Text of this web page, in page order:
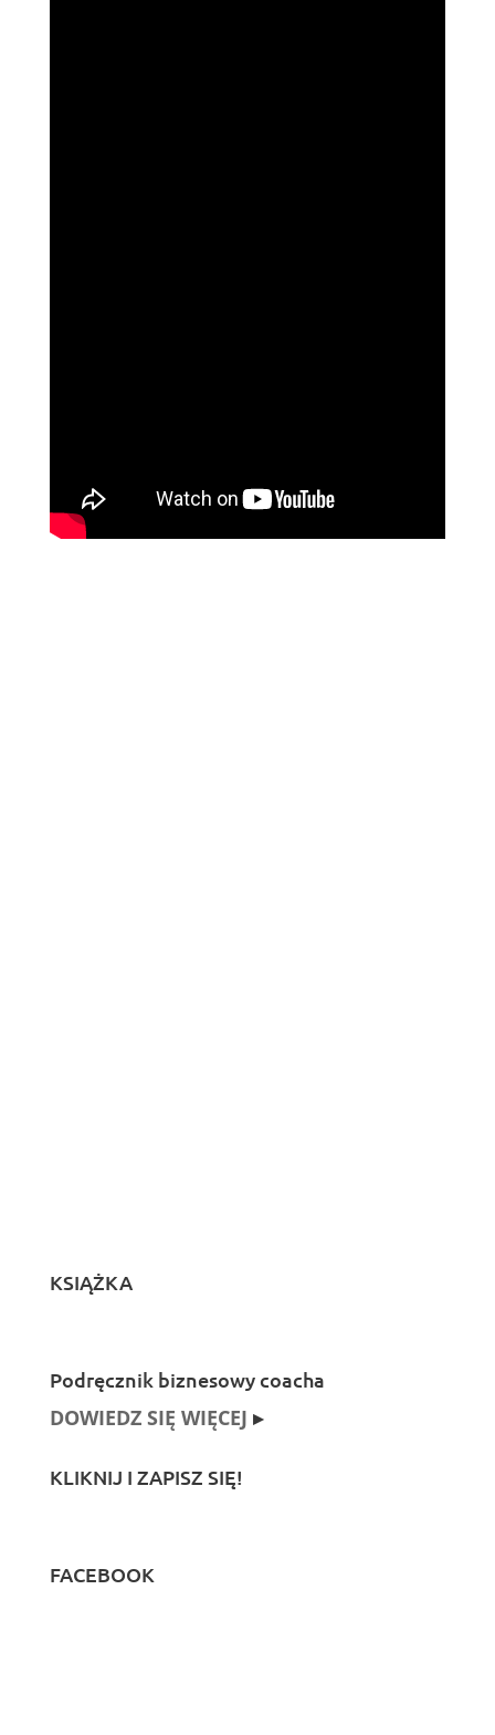
KSIĄŻKA
Podręcznik biznesowy coacha
DOWIEDZ SIĘ WIĘCEJ ▸
KLIKNIJ I ZAPISZ SIĘ!
FACEBOOK